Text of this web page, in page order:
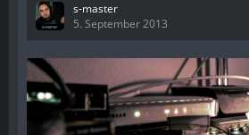
s-master
5. September 2013